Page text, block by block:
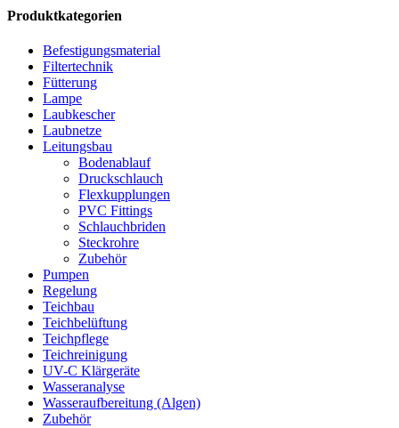
Produktkategorien
Befestigungsmaterial
Filtertechnik
Fütterung
Lampe
Laubkescher
Laubnetze
Leitungsbau
Bodenablauf
Druckschlauch
Flexkupplungen
PVC Fittings
Schlauchbriden
Steckrohre
Zubehör
Pumpen
Regelung
Teichbau
Teichbelüftung
Teichpflege
Teichreinigung
UV-C Klärgeräte
Wasseranalyse
Wasseraufbereitung (Algen)
Zubehör